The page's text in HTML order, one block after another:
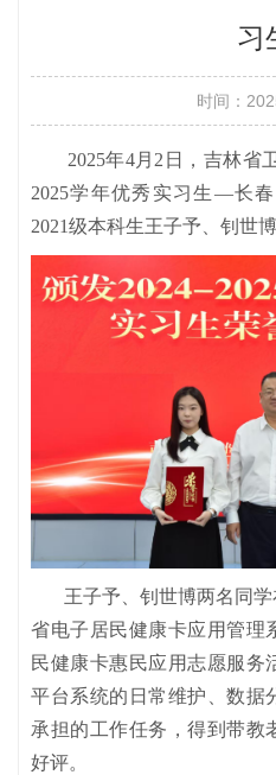
习
时间：
2025年4月2日，吉林省
2025学年优秀实习生—长
2021级本科生王子予、钊世博
王子予、钊世博两名同学
省电子居民健康卡应用管理
民健康卡惠民应用志愿服务
平台系统的日常维护、数据
承担的工作任务，得到带教
好评。